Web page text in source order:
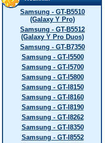
Samsung - GT-B5510
(Galaxy Y Pro)
Samsung - GT-B5512
(Galaxy Y Pro Duos)
Samsung - GT-B7350
Samsung - GT-I5500
Samsung - GT-I5700
Samsung - GT-I5800
Samsung - GT-I8150
Samsung - GT-I8160
Samsung - GT-I8190
Samsung - GT-I8262
Samsung - GT-I8350
Samsung - GT-I8552